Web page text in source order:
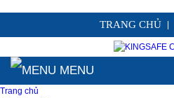
TRANG CHỦ
MENU
Trang chủ